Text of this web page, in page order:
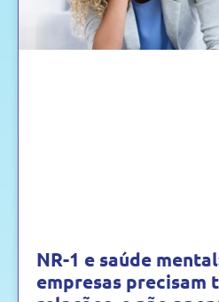
NR-1 e saúde
empresas precisam